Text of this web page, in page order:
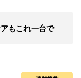
もこれ一台で